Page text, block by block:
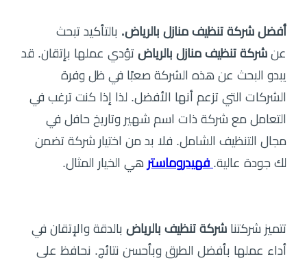
أفضل شركة تنظيف منازل بالرياض. بالتأكيد تبحث
عن شركة تنظيف منازل بالرياض تؤدي عملها بإتقان. قد
يبدو البحث عن هذه الشركة صعبًا في ظل وفرة
الشركات التي تزعم أنها الأفضل. لذا إذا كنت ترغب في
التعامل مع شركة ذات اسم شهير وتاريخ حافل في
مجال التنظيف الشامل. فلا بد من اختيار شركة تضمن
لك جودة عالية. فهيدروماستر هي الخيار المثال.
تتميز شركتنا شركة تنظيف بالرياض بالدقة والإتقان في
أداء عملها بأفضل الطرق وبأحسن نتائج. نحافظ على